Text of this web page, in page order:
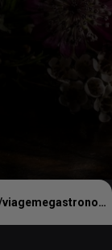
https://www.cnnbrasil.com.br/viagemegastronomia/gastronomia/miami-consolida-destaque-na-coquetelaria-americana-conheca-7-bares/